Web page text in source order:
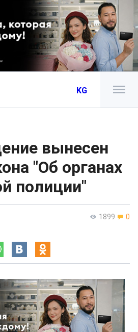
KG
вынесен
"Об органах
полиции"
1899 0